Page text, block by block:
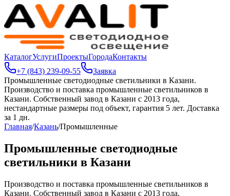
КаталогУслугиПроектыГородаКонтакты
+7 (843) 239-09-55
Заявка
Промышленные светодиодные светильники в Казани.
Производство и поставка промышленные светильников в
Казани. Собственный завод в Казани с 2013 года,
нестандартные размеры под объект, гарантия 5 лет. Доставка
за 1 дн.
Главная/Казань/Промышленные
Промышленные светодиодные
светильники в Казани
Производство и поставка промышленные светильников в
Казани. Собственный завод в Казани с 2013 года,